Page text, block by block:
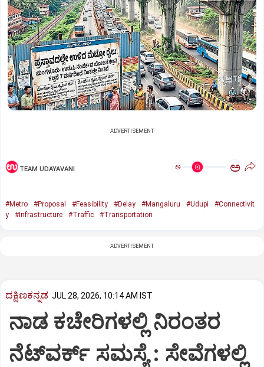
ADVERTISEMENT
TEAM UDAYAVANI ಅ ಅ
#Metro #Proposal #Feasibility #Delay #Mangaluru #Udupi
#Connectivit
y
#Infrastructure #Traffic #Transportation
ADVERTISEMENT
ದಕ್ಷಿಣಕನ್ನಡ JUL 28, 2026, 10:14 AM IST
ನಾಡ ಕಚೇರಿಗಳಲ್ಲಿ ನಿರಂತರ
ನೆಟ್‌ವರ್ಕ್‌ ಸಮಸ್ಯೆ : ಸೇವೆಗಳಲ್ಲಿ